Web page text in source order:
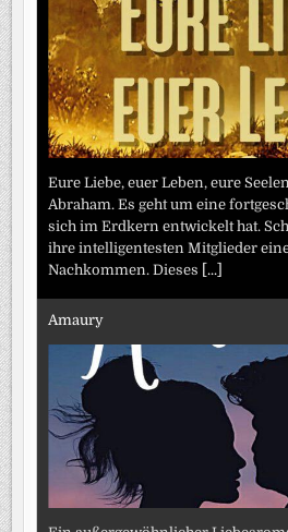
Eure Liebe, euer Leben, eure
Abraham. Es geht um eine
sich im Erdkern entwickelt hat.
ihre intelligentesten Mitglieder
Nachkommen. Dieses [...]
Amaury